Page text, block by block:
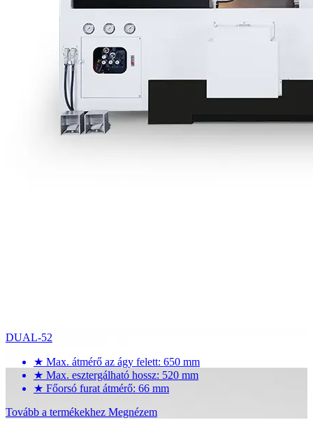
DUAL-52
★ Max. átmérő az ágy felett: 650 mm
★ Max. esztergálható hossz: 520 mm
★ Főorsó furat átmérő: 66 mm
Tovább a termékekhez Megnézem